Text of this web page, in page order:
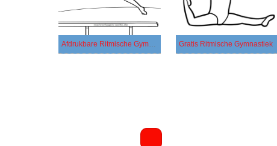
Afdrukbare Ritmische Gymnastiek Gratis Ritmische Gymnastiek